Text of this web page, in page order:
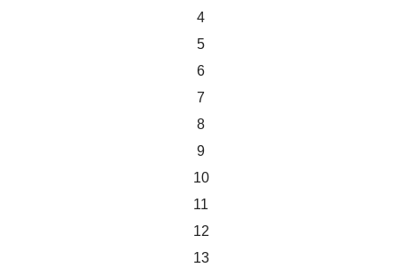
4
5
6
7
8
9
10
11
12
13